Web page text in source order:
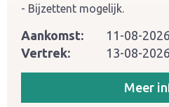
Bijzettent mogelijk.
Aankomst:
11-08-2026
Vertrek:
13-08-2026
Meer